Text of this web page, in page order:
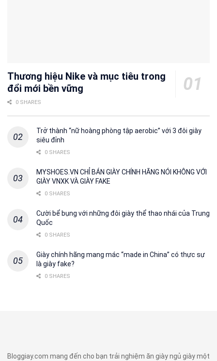
Thương hiệu Nike và mục tiêu trong
đổi mới bền vững
0 SHARES
Trở thành “nữ hoàng phòng tập aerobic” với 3 đôi giày
siêu đỉnh
0 SHARES
MYSHOES.VN CHỈ BÁN GIÀY CHÍNH HÃNG NÓI KHÔNG VỚI
GIÀY VNXK VÀ GIÀY FAKE
0 SHARES
Cười bể bụng với những đôi giày thể thao nhái của Trung
Quốc
0 SHARES
Giày chính hãng mang mác “made in China” có thực sự
là giày fake?
0 SHARES
Bloggiay.com mang đến cho bạn trải nghiệm ăn giày ngủ giày một